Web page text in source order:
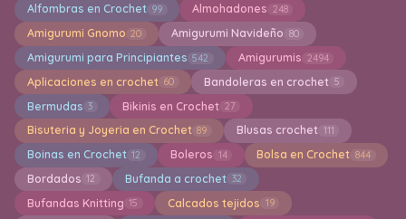
Alfombras en Crochet 99 Almohadones 248
Amigurumi Gnomo 20 Amigurumi Navideño 80
Amigurumi para Principiantes 542 Amigurumis 2494
Aplicaciones en crochet 60 Bandoleras en crochet 5
Bermudas 3 Bikinis en Crochet 27
Bisuteria y Joyeria en Crochet 89 Blusas crochet 111
Boinas en Crochet 12 Boleros 14 Bolsa en Crochet 844
Bordados 12 Bufanda a crochet 32
Bufandas Knitting 15 Calcados tejidos 19